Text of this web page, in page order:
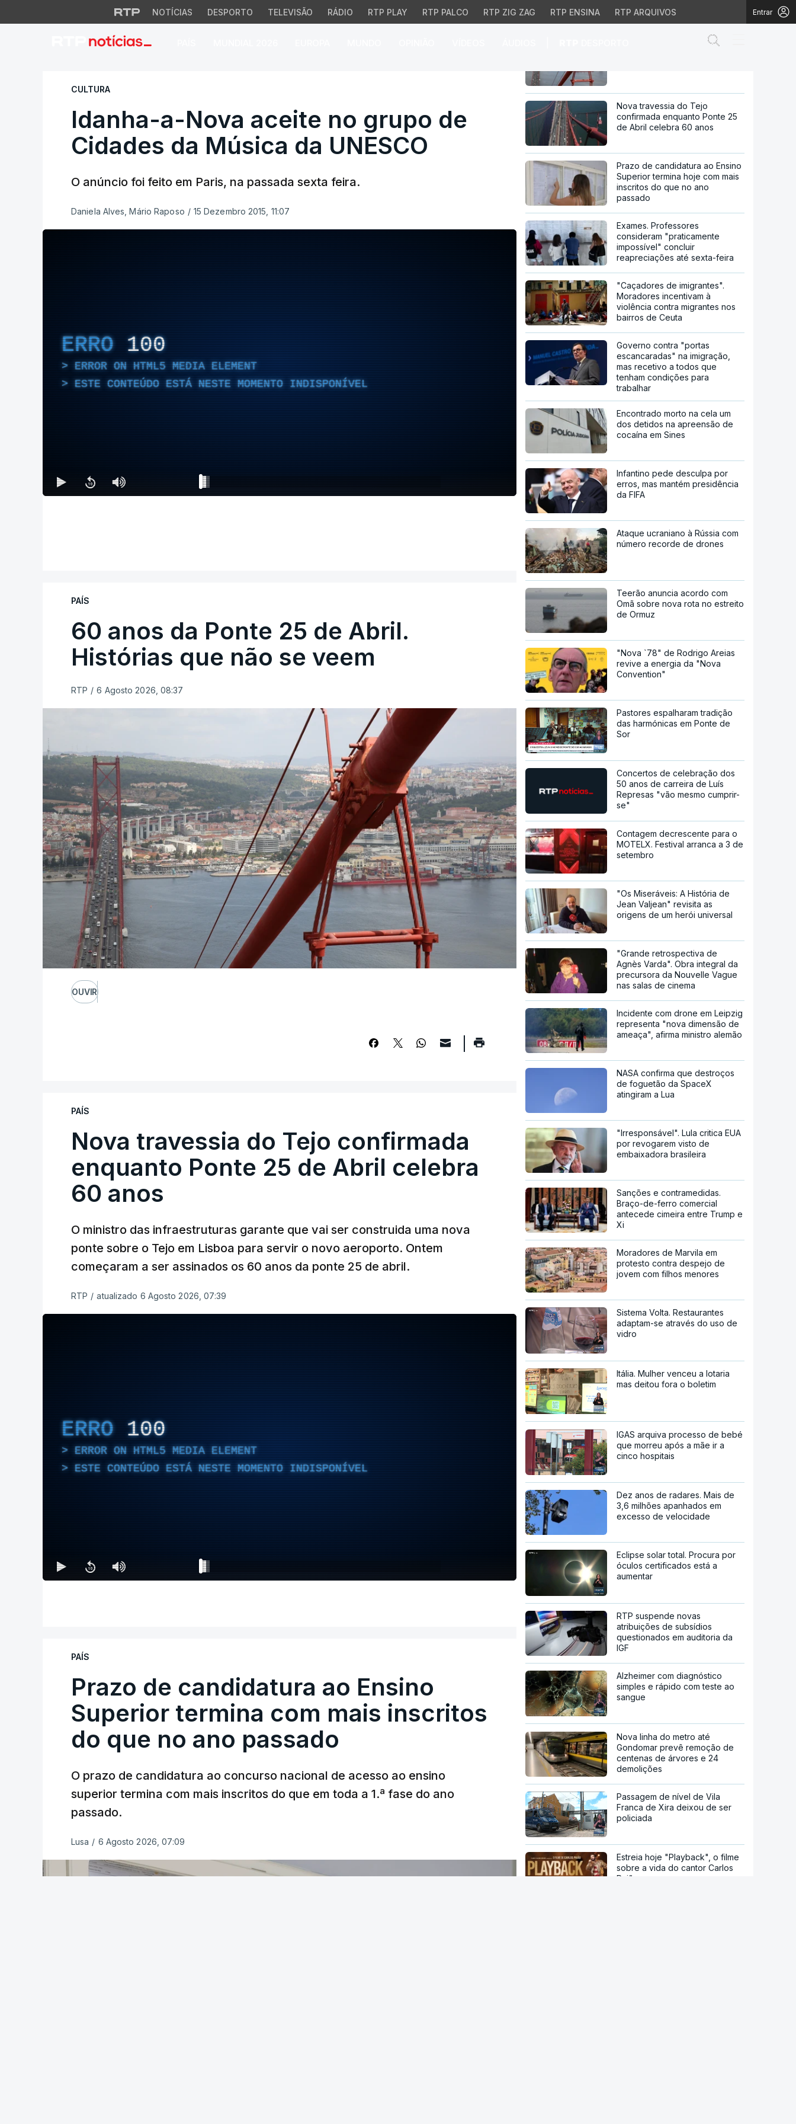
NOTÍCIAS DESPORTO TELEVISÃO RÁDIO RTP PLAY RTP PALCO RTP ZIG ZAG RTP ENSINA RTP ARQUIVOS Entrar
Idanha-a-Nova aceite no grupo de Cidades da Música da
CULTURA
Idanha-a-Nova aceite no grupo de
Cidades da Música da UNESCO
O anúncio foi feito em Paris, na passada sexta feira.
Daniela Alves, Mário Raposo / 15 Dezembro 2015, 11:07
ERRO 100
ERROR ON HTML5 MEDIA ELEMENT
ESTE CONTEÚDO ESTÁ NESTE MOMENTO INDISPONÍVEL
PAÍS
60 anos da Ponte 25 de Abril.
Histórias que não se veem
RTP / 6 Agosto 2026, 08:37
OUVIR
PAÍS
Nova travessia do Tejo confirmada
enquanto Ponte 25 de Abril celebra
60 anos
O ministro das infraestruturas garante que vai ser construida uma nova
ponte sobre o Tejo em Lisboa para servir o novo aeroporto. Ontem
começaram a ser assinados os 60 anos da ponte 25 de abril.
RTP / atualizado 6 Agosto 2026, 07:39
ERRO 100
ERROR ON HTML5 MEDIA ELEMENT
ESTE CONTEÚDO ESTÁ NESTE MOMENTO INDISPONÍVEL
PAÍS
Prazo de candidatura ao Ensino
Superior termina com mais inscritos
do que no ano passado
O prazo de candidatura ao concurso nacional de acesso ao ensino
superior termina com mais inscritos do que em toda a 1.ª fase do ano
passado.
Lusa / 6 Agosto 2026, 07:09
60 anos da Ponte 25 de Abril.
Nova travessia do Tejo
confirmada enquanto Ponte 25
de Abril celebra 60 anos
Prazo de candidatura ao Ensino
Superior termina hoje com mais
inscritos do que no ano
passado
Exames. Professores
consideram "praticamente
impossível" concluir
reapreciações até sexta-feira
"Caçadores de imigrantes".
Moradores incentivam à
violência contra migrantes nos
bairros de Ceuta
Governo contra "portas
escancaradas" na imigração,
mas recetivo a todos que
tenham condições para
trabalhar
Encontrado morto na cela um
dos detidos na apreensão de
cocaína em Sines
Infantino pede desculpa por
erros, mas mantém presidência
da FIFA
Ataque ucraniano à Rússia com
número recorde de drones
Teerão anuncia acordo com
Omã sobre nova rota no estreito
de Ormuz
"Nova `78" de Rodrigo Areias
revive a energia da "Nova
Convention"
Pastores espalharam tradição
das harmónicas em Ponte de
Sor
Concertos de celebração dos
50 anos de carreira de Luís
Represas "vão mesmo cumprir-
se"
Contagem decrescente para o
MOTELX. Festival arranca a 3 de
setembro
"Os Miseráveis: A História de
Jean Valjean" revisita as
origens de um herói universal
"Grande retrospectiva de
Agnès Varda". Obra integral da
precursora da Nouvelle Vague
nas salas de cinema
Incidente com drone em Leipzig
representa "nova dimensão de
ameaça", afirma ministro alemão
NASA confirma que destroços
de foguetão da SpaceX
atingiram a Lua
"Irresponsável". Lula critica EUA
por revogarem visto de
embaixadora brasileira
Sanções e contramedidas.
Braço-de-ferro comercial
antecede cimeira entre Trump e
Xi
Moradores de Marvila em
protesto contra despejo de
jovem com filhos menores
Sistema Volta. Restaurantes
adaptam-se através do uso de
vidro
Itália. Mulher venceu a lotaria
mas deitou fora o boletim
IGAS arquiva processo de bebé
que morreu após a mãe ir a
cinco hospitais
Dez anos de radares. Mais de
3,6 milhões apanhados em
excesso de velocidade
Eclipse solar total. Procura por
óculos certificados está a
aumentar
RTP suspende novas
atribuições de subsídios
questionados em auditoria da
IGF
Alzheimer com diagnóstico
simples e rápido com teste ao
sangue
Nova linha do metro até
Gondomar prevê remoção de
centenas de árvores e 24
demolições
Passagem de nível de Vila
Franca de Xira deixou de ser
policiada
Estreia hoje "Playback", o filme
sobre a vida do cantor Carlos
Paião